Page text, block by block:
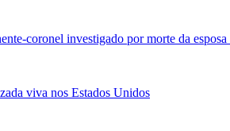
coronel investigado por morte da
viva nos Estados Unidos